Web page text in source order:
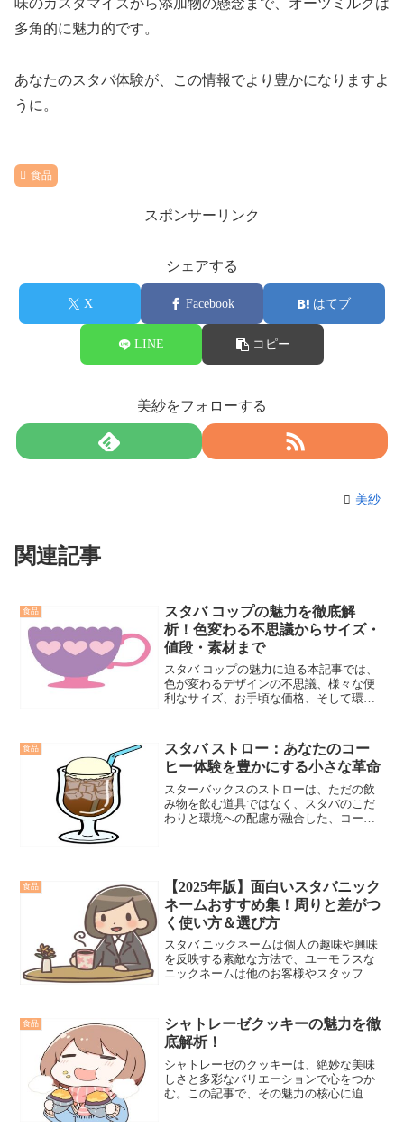
多角的に魅力的です。
あなたのスタバ体験が、この情報でより豊かになりますよ
うに。
食品
スポンサーリンク
シェアする
X Facebook はてブ
LINE コピー
美紗をフォローする
美紗
関連記事
食品
スタバ コップの魅力を徹底解
析！色変わる不思議からサイズ・
値段・素材まで
スタバ コップの魅力に迫る本記事では、
色が変わるデザインの不思議、様々な便
利なサイズ、お手頃な価格、そして環境
が人気の理由を解明し、その秘密を共に
探ります。
食品
スタバ ストロー：あなたのコー
ヒー体験を豊かにする小さな革命
スターバックスのストローは、ただの飲
み物を飲む道具ではなく、スタバのこだ
わりと環境への配慮が融合した、コーヒ
食品
【2025年版】面白いスタバニック
ネームおすすめ集！周りと差がつ
く使い方＆選び方
スタバ ニックネームは個人の趣味や興味
を反映する素敵な方法で、ユーモラスな
ニックネームは他のお客様やスタッフと
促進する面白いニックネームは、スター
バックスのコミュニティとの関係を深め
る助けとなります。ニックネームは、コ
ミュニティのメンバーとの間で共有され
る共通の経験を作り出し、スターバック
スのアプリケーションやソーシャルメデ
ィアを通じてさらに深めることができま
食品
シャトレーゼクッキーの魅力を徹
底解析！
シャトレーゼのクッキーは、絶妙な美味
しさと多彩なバリエーションで心をつか
む。この記事で、その魅力の核心に迫